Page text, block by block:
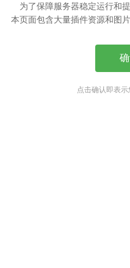
为了保障服务器稳定运行和
本页面包含大量插件资源和图
点击确认即表